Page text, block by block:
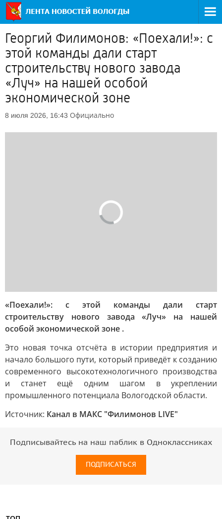
Георгий Филимонов: «Поехали!»: с
этой команды дали старт
строительству нового завода
«Луч» на нашей особой
экономической зоне
8 июля 2026, 16:43 Официально
«Поехали!»: с этой команды дали старт
строительству нового завода «Луч» на нашей
особой экономической зоне .
Это новая точка отсчёта в истории предприятия и
начало большого пути, который приведёт к созданию
современного высокотехнологичного производства
и станет ещё одним шагом в укреплении
промышленного потенциала Вологодской области.
Источник: Канал в МАКС "Филимонов LIVE"
Подписывайтесь на наш паблик в Одноклассниках
ПОДПИСАТЬСЯ